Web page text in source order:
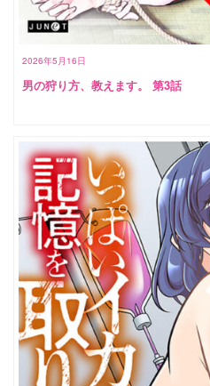
2026年5月16日
男の狩り方、教えます。 第3話